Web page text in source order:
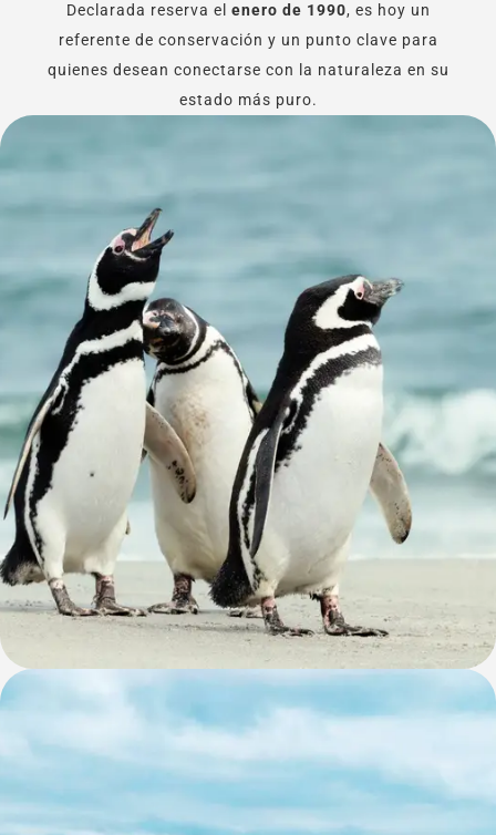
Declarada reserva el enero de 1990, es hoy un
referente de conservación y un punto clave para
quienes desean conectarse con la naturaleza en su
estado más puro.